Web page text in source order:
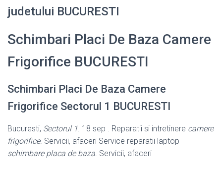
judetului BUCURESTI
Schimbari Placi De Baza Camere
Frigorifice BUCURESTI
Schimbari Placi De Baza Camere
Frigorifice Sectorul 1 BUCURESTI
Bucuresti, Sectorul 1. 18 sep . Reparatii si intretinere camere
frigorifice. Servicii, afaceri Service reparatii laptop
schimbare placa de baza. Servicii, afaceri